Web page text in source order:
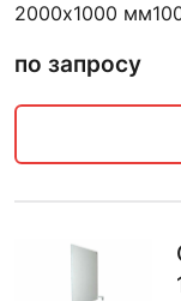
2000х1000 мм
по запросу